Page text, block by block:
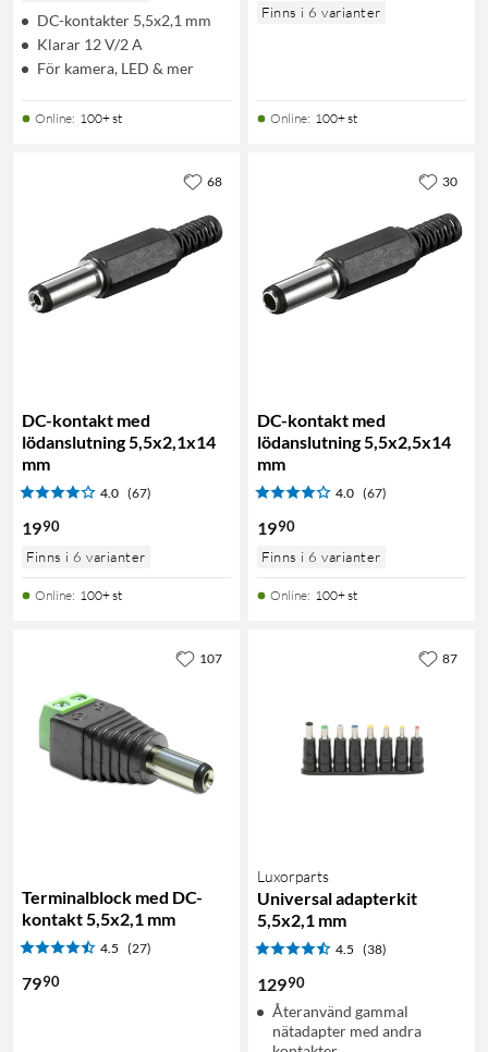
DC-kontakter 5,5x2,1 mm
Klarar 12 V/2 A
För kamera, LED & mer
Online: 100+ st
Finns i 6 varianter
Online: 100+ st
DC-kontakt med
lödanslutning 5,5x2,1x14
mm
4.0 (67)
1990
Finns i 6 varianter
Online: 100+ st
68
DC-kontakt med
lödanslutning 5,5x2,5x14
mm
4.0 (67)
1990
Finns i 6 varianter
Online: 100+ st
30
Terminalblock med DC-
kontakt 5,5x2,1 mm
4.5 (27)
7990
107
Luxorparts
Universal adapterkit
5,5x2,1 mm
4.5 (38)
12990
Återanvänd gammal
nätadapter med andra
87